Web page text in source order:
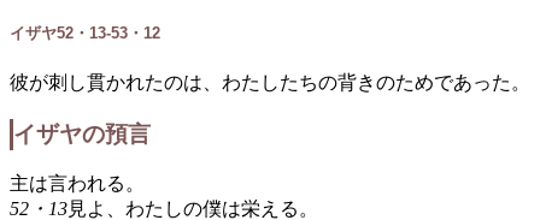
イザヤ52・13-53・12
彼が刺し貫かれたのは、わたしたちの背きのためであった。
イザヤの預言
主は言われる。
52・13見よ、わたしの僕は栄える。